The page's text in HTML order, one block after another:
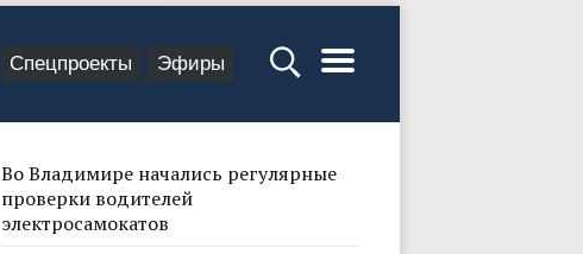
Спецпроекты Эфиры
Во Владимире начались регулярные
проверки водителей
электросамокатов